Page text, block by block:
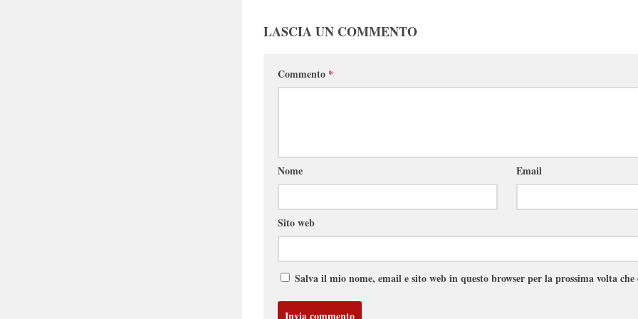
LASCIA UN COMMENTO
Commento *
Nome Email
Sito web
Salva il mio nome, email e sito web in questo browser per la prossima volta che